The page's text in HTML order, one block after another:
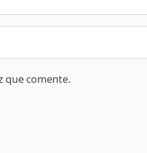
que comente.